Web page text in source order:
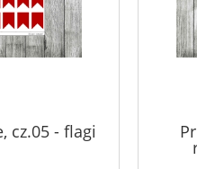
cz.05 - flagi